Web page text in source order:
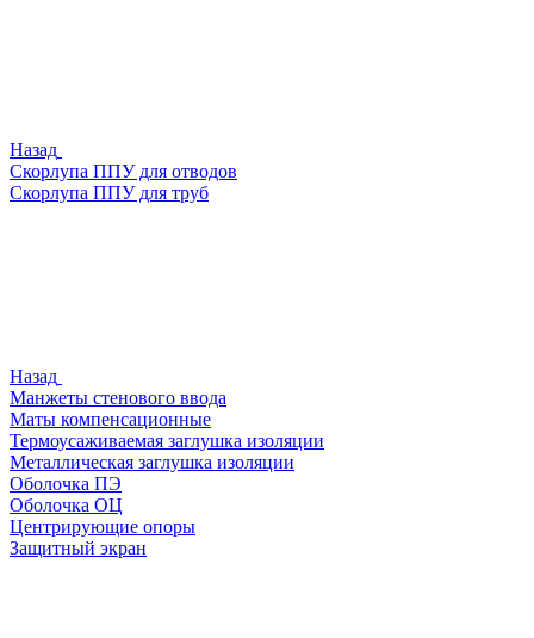
Назад
Скорлупа ППУ для отводов
Скорлупа ППУ для труб
Назад
Манжеты стенового ввода
Маты компенсационные
Термоусаживаемая заглушка изоляции
Металлическая заглушка изоляции
Оболочка ПЭ
Оболочка ОЦ
Центрирующие опоры
Защитный экран